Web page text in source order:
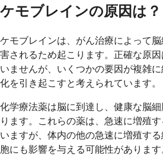
ケモブレインの原因は？
ケモブレインは、がん治療によって
害されるため起こります。正確な原
いませんが、いくつかの要因が複雑
化を引き起こすと考えられています。
化学療法薬は脳に到達し、健康な脳
ります。これらの薬は、急速に増殖
いますが、体内の他の急速に増殖す
胞にも影響を与える可能性があります